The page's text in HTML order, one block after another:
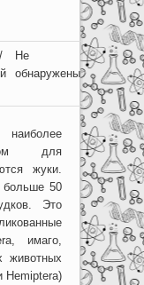
мелкие
жуков).
Не
обнаружены
Отр.
для
жуки.
больше 50
Это
имаго,
животных
Hemiptera)